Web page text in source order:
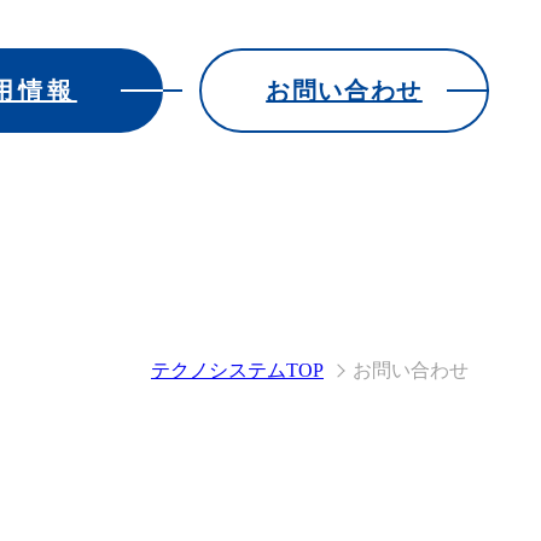
情報 お問い合わせ
テクノシステムTOP お問い合わせ